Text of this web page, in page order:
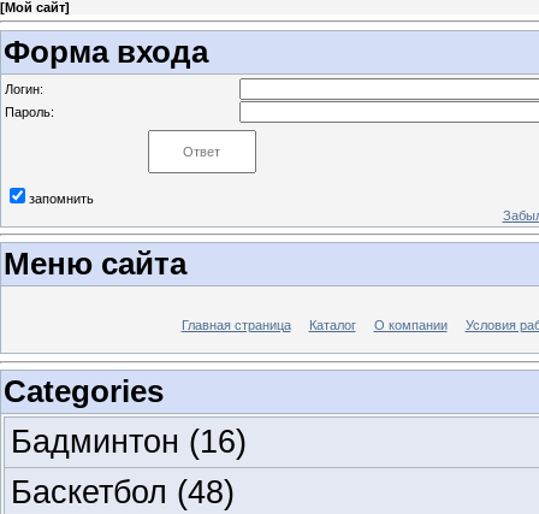
[Мой сайт]
Форма входа
Логин:
Пароль:
запомнить
Меню сайта
Главная страница Каталог О компании Условия
Categories
Бадминтон (16)
Баскетбол (48)